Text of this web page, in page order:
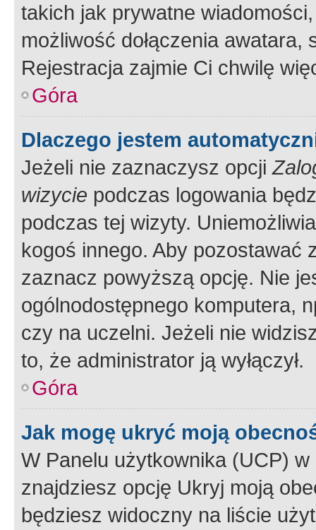
takich jak prywatne
możliwość dołączenia
Rejestracja zajmie Ci chwilę
Góra
Dlaczego jestem
Jeżeli nie zaznaczysz opcji
wizycie podczas logowania
podczas tej wizyty.
kogoś innego. Aby pozostawać
zaznacz powyższą opcję. Nie
ogólnodostępnego komputera,
czy na uczelni. Jeżeli nie
to, że administrator ją wyłączył.
Góra
Jak mogę ukryć moją
W Panelu użytkownika (UCP) w
znajdziesz opcję Ukryj moją
będziesz widoczny na liście